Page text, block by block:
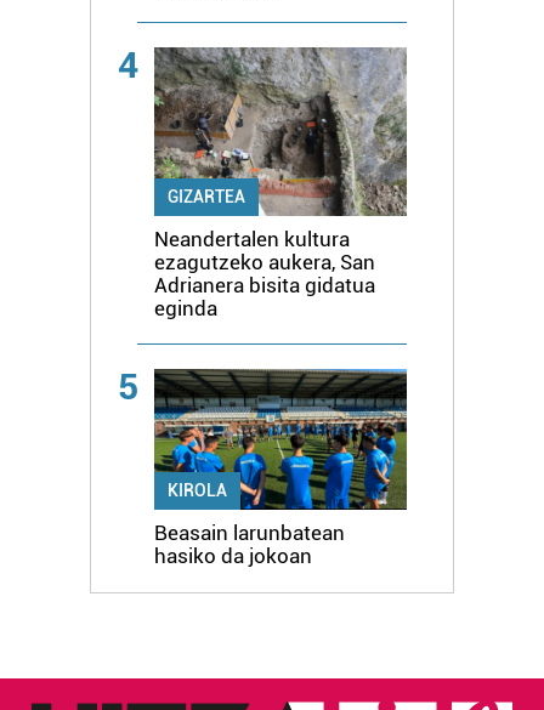
4
GIZARTEA
Neandertalen kultura
ezagutzeko aukera, San
Adrianera bisita gidatua
eginda
5
KIROLA
Beasain larunbatean
hasiko da jokoan